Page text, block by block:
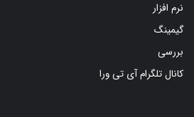
نرم افزار
گیمینگ
بررسی
کانال تلگرام آی تی ورا